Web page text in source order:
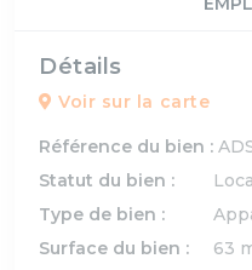
Détails
Voir sur la carte
Référence du bien :
Statut du bien :
Type de bien :
Surface du bien :
63